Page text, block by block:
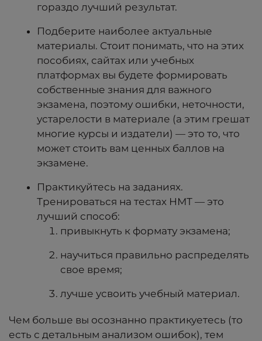
гораздо лучший результат.
Подберите наиболее актуальные
материалы. Стоит понимать, что на этих
пособиях, сайтах или учебных
платформах вы будете формировать
собственные знания для важного
экзамена, поэтому ошибки, неточности,
устарелости в материале (а этим грешат
многие курсы и издатели) — это то, что
может стоить вам ценных баллов на
экзамене.
Практикуйтесь на заданиях.
Тренироваться на тестах НМТ — это
лучший способ:
привыкнуть к формату экзамена;
научиться правильно распределять
свое время;
лучше усвоить учебный материал.
Чем больше вы осознанно практикуетесь (то
есть с детальным анализом ошибок), тем